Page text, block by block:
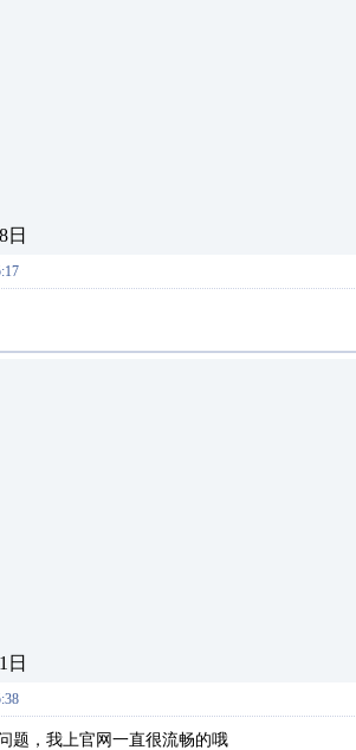
日
日
题，我上官网一直很流畅的哦